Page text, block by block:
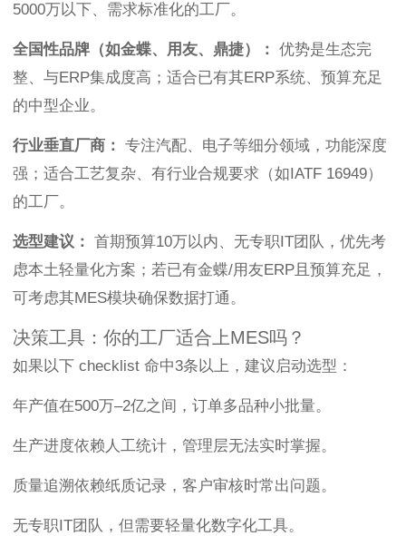
5000万以下、需求标准化的工厂。
全国性品牌（如金蝶、用友、鼎捷）：
优势是生态完
整、与ERP集成度高；适合已有其ERP系统、预算充足
的中型企业。
行业垂直厂商：
专注汽配、电子等细分领域，功能深度
强；适合工艺复杂、有行业合规要求（如IATF 16949）
的工厂。
选型建议：
首期预算10万以内、无专职IT团队，优先考
虑本土轻量化方案；若已有金蝶/用友ERP且预算充足，
可考虑其MES模块确保数据打通。
决策工具：你的工厂适合上MES吗？
如果以下 checklist 命中3条以上，建议启动选型：
年产值在500万–2亿之间，订单多品种小批量。
生产进度依赖人工统计，管理层无法实时掌握。
质量追溯依赖纸质记录，客户审核时常出问题。
无专职IT团队，但需要轻量化数字化工具。